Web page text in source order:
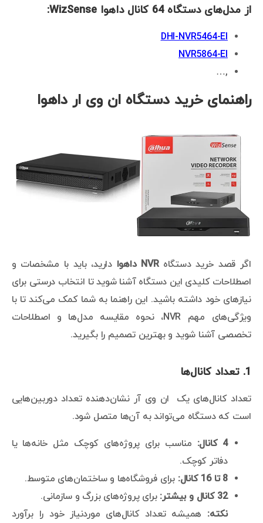
از مدل‌های دستگاه 64 کانال داهوا WizSense:
DHI-NVR5464-EI
NVR5864-EI
,…
راهنمای خرید دستگاه ان وی ار داهوا
اگر قصد خرید دستگاهNVR داهوا
دارید، باید با مشخصات و
اصطلاحات کلیدی این دستگاه آشنا شوید تا انتخاب درستی برای
نیازهای خود داشته باشید. این راهنما به شما کمک می‌کند تا با
ویژگی‌های مهم NVR، نحوه مقایسه مدل‌ها و اصطلاحات
تخصصی آشنا شوید و بهترین تصمیم را بگیرید.
1. تعداد کانال‌ها
تعداد کانال‌های یک ان وی آر نشان‌دهنده تعداد دوربین‌هایی
است که دستگاه می‌تواند به آن‌ها متصل شود.
4 کانال:
مناسب برای پروژه‌های کوچک مثل خانه‌ها یا
دفاتر کوچک.
8 تا 16 کانال:
برای فروشگاه‌ها و ساختمان‌های متوسط.
32 کانال و بیشتر:
برای پروژه‌های بزرگ و سازمانی.
نکته: همیشه تعداد کانال‌های موردنیاز خود را برآورد